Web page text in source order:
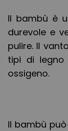
Il bambù è
durevole e
pulire. Il
tipi di
ossigeno.
Il bambù